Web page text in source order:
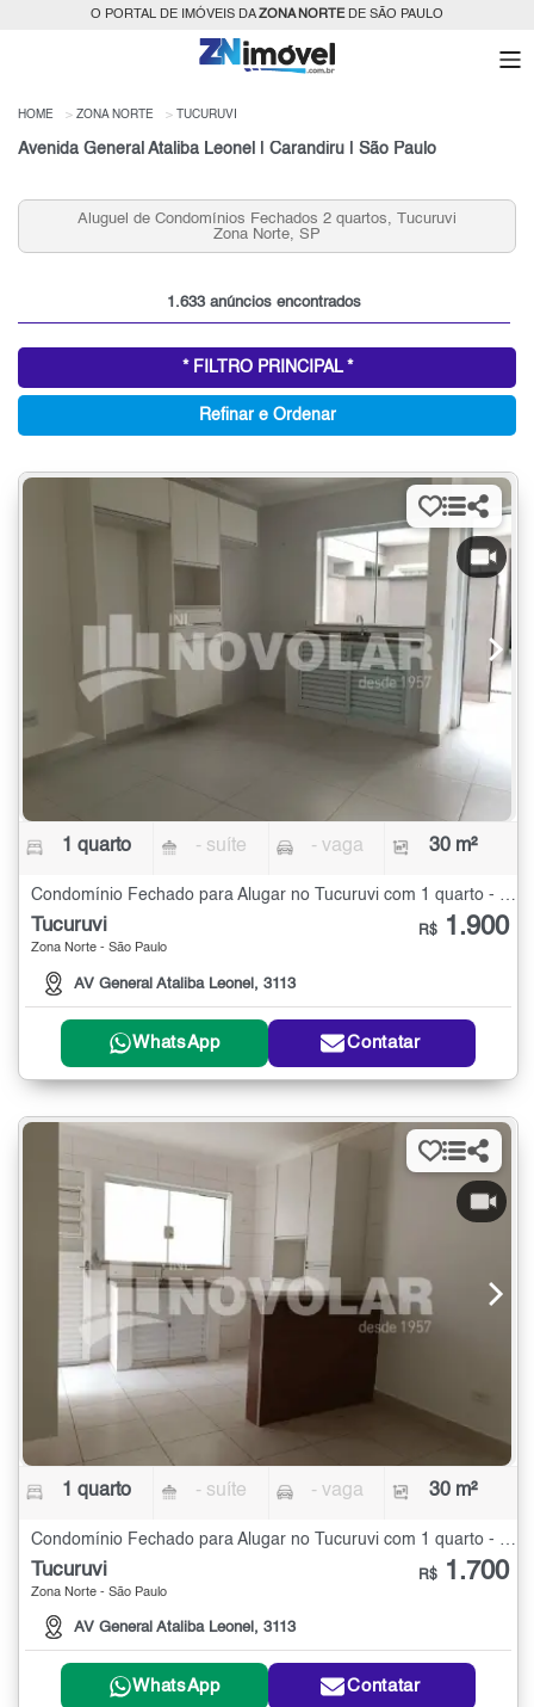
O PORTAL DE IMÓVEIS DAZONA NORTEDE SÃO PAULO
HOME ZONA NORTE TUCURUVI
Avenida General Ataliba Leonel | Carandiru | São Paulo
Aluguel de Condomínios Fechados 2 quartos, Tucuruvi
Zona Norte, SP
1.633 anúncios encontrados
* FILTRO PRINCIPAL *
Refinar e Ordenar
1 quarto - suíte - vaga 30 m²
Condomínio Fechado para Alugar no Tucuruvi com 1 quarto - 30 m²
Tucuruvi
Zona Norte - São Paulo
AV General Ataliba Leonel, 3113
R$ 1.900
WhatsApp Contatar
1 quarto - suíte - vaga 30 m²
Tucuruvi
Zona Norte - São Paulo
AV General Ataliba Leonel, 3113
R$ 1.700
WhatsApp Contatar